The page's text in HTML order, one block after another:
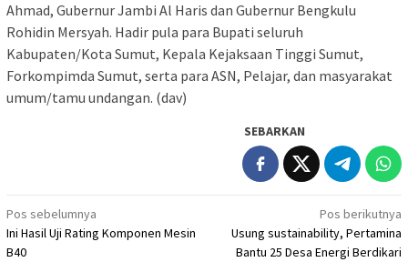
Ahmad, Gubernur Jambi Al Haris dan Gubernur Bengkulu
Rohidin Mersyah. Hadir pula para Bupati seluruh
Kabupaten/Kota Sumut, Kepala Kejaksaan Tinggi Sumut,
Forkompimda Sumut, serta para ASN, Pelajar, dan masyarakat
umum/tamu undangan. (dav)
SEBARKAN
Navigasi
pos
Pos sebelumnya
Ini Hasil Uji Rating Komponen Mesin
B40
Pos berikutnya
Usung sustainability, Pertamina
Bantu 25 Desa Energi Berdikari